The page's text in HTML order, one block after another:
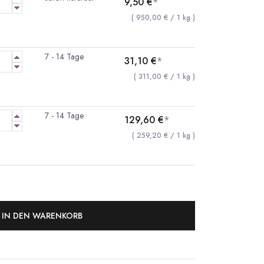
( 950,00 € / 1 kg )
7 - 14 Tage 31,10 €*
( 311,00 € / 1 kg )
7 - 14 Tage 129,60 €*
( 259,20 € / 1 kg )
IN DEN WARENKORB